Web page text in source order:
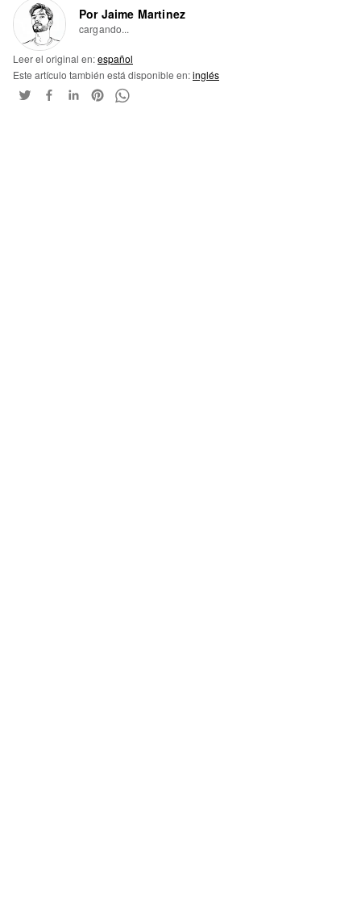
Por Jaime Martinez
cargando...
Leer el original en:español
Este artículo también está disponible en:inglés